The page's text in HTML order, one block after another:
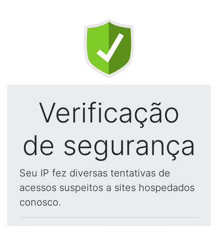
Verificação
de segurança
Seu IP fez diversas tentativas de
acessos suspeitos a sites hospedados
conosco.